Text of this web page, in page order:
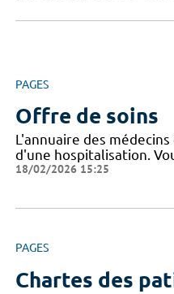
PAGES
Offre de soins
L'annuaire des médecins
d'une hospitalisation.
18/02/2026 15:25
PAGES
Chartes des